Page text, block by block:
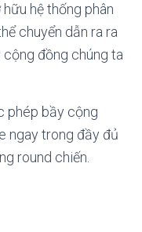
hệ thống phân
chuyển dẫn ra ra
đồng chúng ta
phép bầy cộng
ngay trong đầy đủ
round chiến.